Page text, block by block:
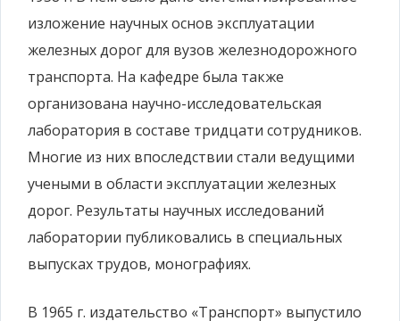
изложение научных основ эксплуатации
железных дорог для вузов железнодорожного
транспорта. На кафедре была также
организована научно-исследовательская
лаборатория в составе тридцати сотрудников.
Многие из них впоследствии стали ведущими
учеными в области эксплуатации железных
дорог. Результаты научных исследований
лаборатории публиковались в специальных
выпусках трудов, монографиях.
В 1965 г. издательство «Транспорт» выпустило